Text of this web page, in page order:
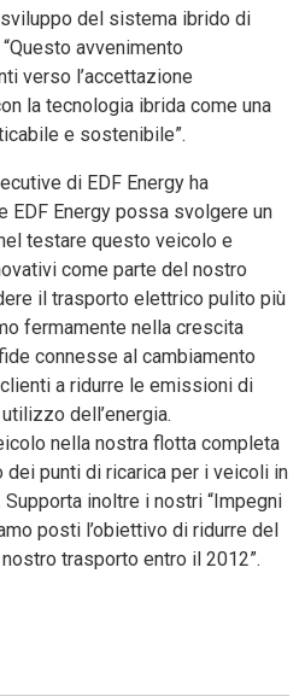
del sistema ibrido di
avvenimento
verso l’accettazione
la tecnologia ibrida come una
e sostenibile”.
di EDF Energy ha
EDF Energy possa svolgere un
testare questo veicolo e
come parte del nostro
il trasporto elettrico pulito più
fermamente nella crescita
connesse al cambiamento
a ridurre le emissioni di
dell’energia.
nella nostra flotta completa
punti di ricarica per i veicoli in
Supporta inoltre i nostri “Impegni
posti l’obiettivo di ridurre del
trasporto entro il 2012”.